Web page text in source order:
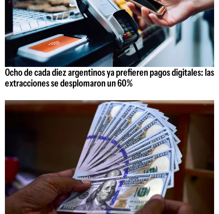
Ocho de cada diez argentinos ya prefieren pagos digitales: las
extracciones se desplomaron un 60%